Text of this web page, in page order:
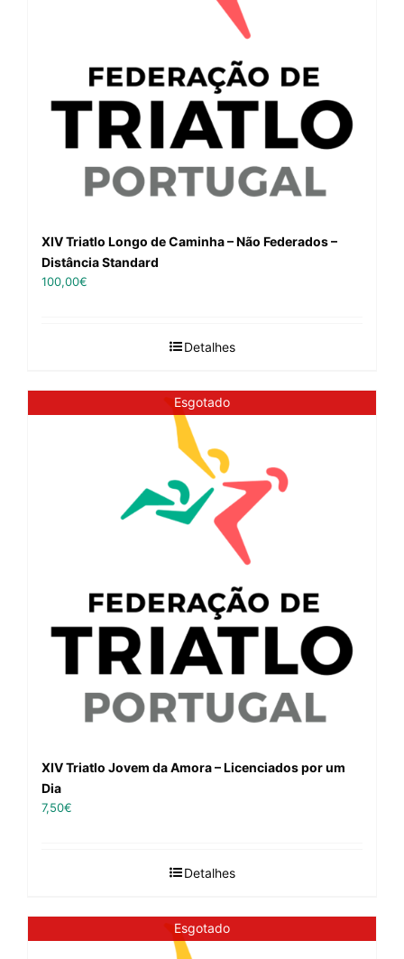
XIV Triatlo Longo de Caminha – Não Federados –
Distância Standard
100,00€
Detalhes
Esgotado
XIV Triatlo Jovem da Amora – Licenciados por um
Dia
7,50€
Detalhes
Esgotado